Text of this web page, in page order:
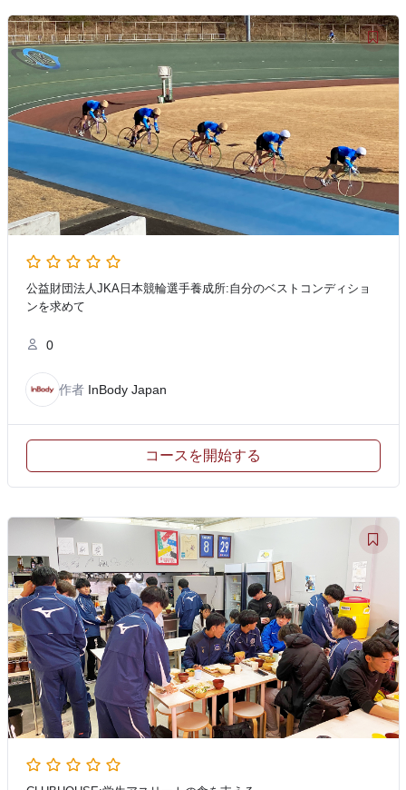
公益財団法人JKA日本競輪選手養成所:自分のベストコンディショ
ンを求めて
0
作者 InBody Japan
コースを開始する